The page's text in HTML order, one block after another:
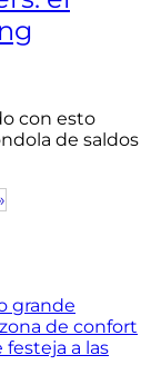
con esto
de saldos
grande
de confort
festeja a las